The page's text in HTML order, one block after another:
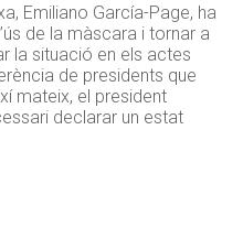
Emiliano García-Page, ha
de la màscara i tornar a
la situació en els actes
de presidents que
mateix, el president
declarar un estat